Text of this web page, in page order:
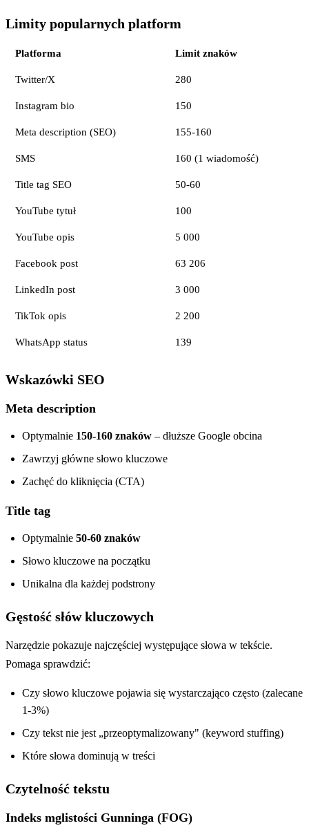
Limity popularnych platform
Platforma Limit znaków
Twitter/X 280
Instagram bio 150
Meta description (SEO) 155-160
SMS 160 (1 wiadomość)
Title tag SEO 50-60
YouTube tytuł 100
YouTube opis 5 000
Facebook post 63 206
LinkedIn post 3 000
TikTok opis 2 200
WhatsApp status 139
Wskazówki SEO
Meta description
Optymalnie 150-160 znaków – dłuższe Google obcina
Zawrzyj główne słowo kluczowe
Zachęć do kliknięcia (CTA)
Title tag
Optymalnie 50-60 znaków
Słowo kluczowe na początku
Unikalna dla każdej podstrony
Gęstość słów kluczowych
Narzędzie pokazuje najczęściej występujące słowa w tekście.
Pomaga sprawdzić:
Czy słowo kluczowe pojawia się wystarczająco często (zalecane
1-3%)
Czy tekst nie jest „przeoptymalizowany" (keyword stuffing)
Które słowa dominują w treści
Czytelność tekstu
Indeks mglistości Gunninga (FOG)